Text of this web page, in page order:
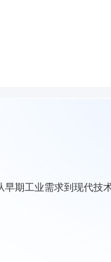
期工业需求到现代技